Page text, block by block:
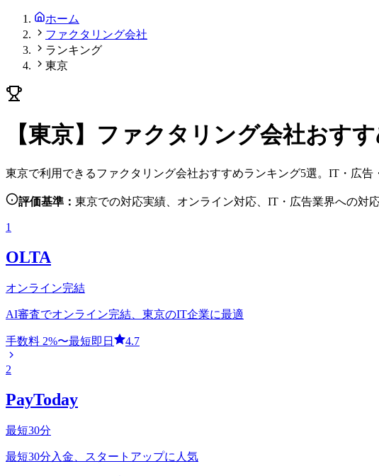
ホーム
ファクタリング会社
ランキング
東京
【東京】ファクタリング会社おす
東京で利用できるファクタリング会社おすすめランキング5選。IT・広
評価基準： 東京での対応実績、オンライン対応、IT・広告業界への対
1
OLTA
オンライン完結
AI審査でオンライン完結、東京のIT企業に最適
手数料 2%〜最短即日 4.7
2
PayToday
最短30分
最短30分入金、スタートアップに人気